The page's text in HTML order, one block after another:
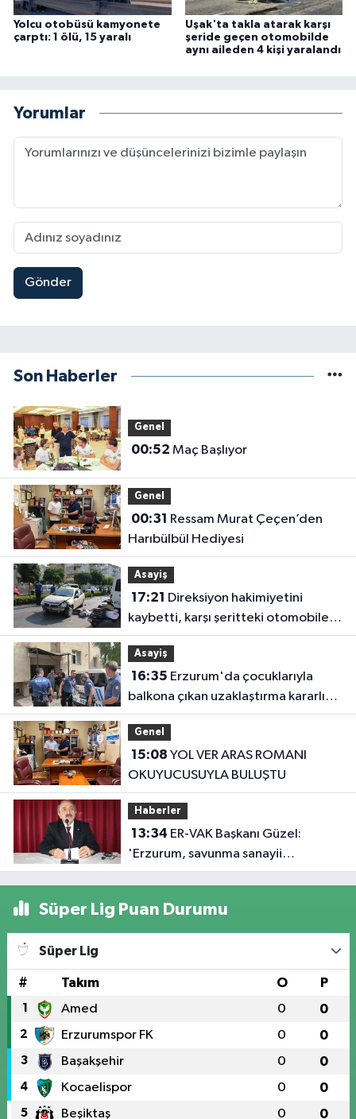
Yolcu otobüsü kamyonete
çarptı: 1 ölü, 15 yaralı
Uşak'ta takla atarak karşı
şeride geçen otomobilde
aynı aileden 4 kişi yaralandı
Yorumlar
Gönder
Son Haberler
Genel
00:52 Maç Başlıyor
Genel
00:31
Harıbülbül Hediyesi
Asayiş
17:21
kaybetti, karşı şeritteki otomobile
çarptı
Asayiş
16:35
balkona çıkan uzaklaştırma kararlı
koca ikna edildi
Genel
15:08
OKUYUCUSUYLA BULUŞTU
Haberler
13:34
'Erzurum, savunma sanayii
ekosistemine daha güçlü şekilde
Süper Lig Puan Durumu
Süper Lig
# Takım O P
1 Amed 0 0
2 Erzurumspor FK 0 0
3 Başakşehir 0 0
4 Kocaelispor 0 0
5 Beşiktaş 0 0